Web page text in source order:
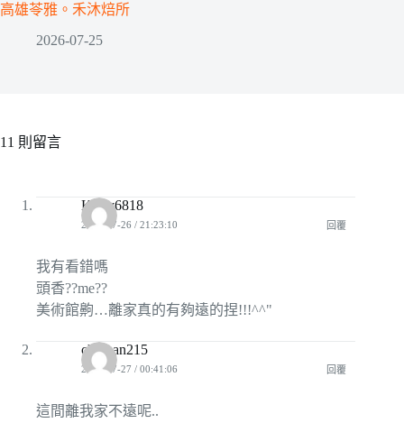
高雄苓雅。禾沐焙所
2026-07-25
11 則留言
Kerry6818
2009-07-26 / 21:23:10 回覆
我有看錯嗎
頭香??me??
美術館齁…離家真的有夠遠的捏!!!^^"
chihhan215
2009-07-27 / 00:41:06 回覆
這間離我家不遠呢..